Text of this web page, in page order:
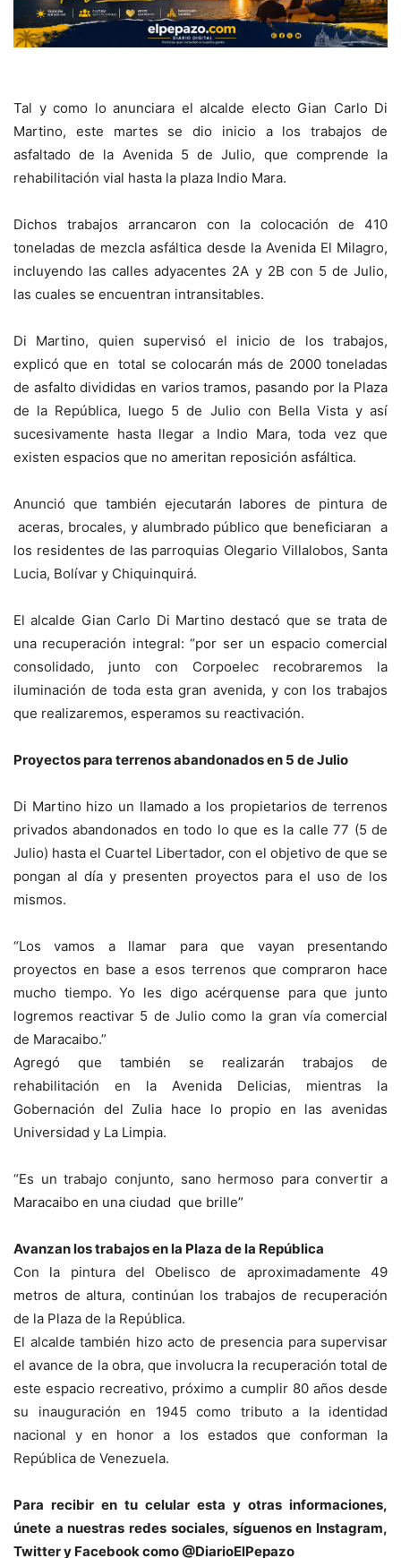
Tal y como lo anunciara el alcalde electo Gian Carlo Di
Martino, este martes se dio inicio a los trabajos de
asfaltado de la Avenida 5 de Julio, que comprende la
rehabilitación vial hasta la plaza Indio Mara.
Dichos trabajos arrancaron con la colocación de 410
toneladas de mezcla asfáltica desde la Avenida El Milagro,
incluyendo las calles adyacentes 2A y 2B con 5 de Julio,
las cuales se encuentran intransitables.
Di Martino, quien supervisó el inicio de los trabajos,
explicó que en total se colocarán más de 2000 toneladas
de asfalto divididas en varios tramos, pasando por la Plaza
de la República, luego 5 de Julio con Bella Vista y así
sucesivamente hasta llegar a Indio Mara, toda vez que
existen espacios que no ameritan reposición asfáltica.
Anunció que también ejecutarán labores de pintura de
aceras, brocales, y alumbrado público que beneficiaran a
los residentes de las parroquias Olegario Villalobos, Santa
Lucia, Bolívar y Chiquinquirá.
El alcalde Gian Carlo Di Martino destacó que se trata de
una recuperación integral: “por ser un espacio comercial
consolidado, junto con Corpoelec recobraremos la
iluminación de toda esta gran avenida, y con los trabajos
que realizaremos, esperamos su reactivación.
Proyectos para terrenos abandonados en 5 de Julio
Di Martino hizo un llamado a los propietarios de terrenos
privados abandonados en todo lo que es la calle 77 (5 de
Julio) hasta el Cuartel Libertador, con el objetivo de que se
pongan al día y presenten proyectos para el uso de los
mismos.
“Los vamos a llamar para que vayan presentando
proyectos en base a esos terrenos que compraron hace
mucho tiempo. Yo les digo acérquense para que junto
logremos reactivar 5 de Julio como la gran vía comercial
de Maracaibo.”
Agregó que también se realizarán trabajos de
rehabilitación en la Avenida Delicias, mientras la
Gobernación del Zulia hace lo propio en las avenidas
Universidad y La Limpia.
“Es un trabajo conjunto, sano hermoso para convertir a
Maracaibo en una ciudad que brille”
Avanzan los trabajos en la Plaza de la República
Con la pintura del Obelisco de aproximadamente 49
metros de altura, continúan los trabajos de recuperación
de la Plaza de la República.
El alcalde también hizo acto de presencia para supervisar
el avance de la obra, que involucra la recuperación total de
este espacio recreativo, próximo a cumplir 80 años desde
su inauguración en 1945 como tributo a la identidad
nacional y en honor a los estados que conforman la
República de Venezuela.
Para recibir en tu celular esta y otras informaciones,
únete a nuestras redes sociales, síguenos en Instagram,
Twitter y Facebook como @DiarioElPepazo